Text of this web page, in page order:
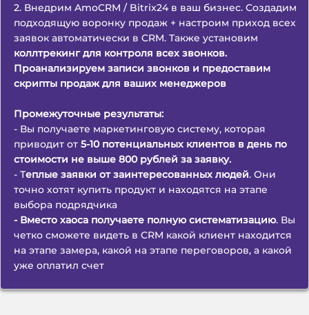
2. Внедрим AmoCRM / Bitrix24 в ваш бизнес. Создадим
подходящую воронку продаж + настроим приход всех
заявок автоматически в CRM. Также установим
коллтрекинг для контроля всех звонков.
Проанализируем записи звонков и предоставим
скрипты продаж для ваших менеджеров
Промежуточные результаты:
- Вы получаете маркетинговую систему, которая
приводит от 5-10 потенциальных клиентов в день по
стоимости не выше 800 рублей за заявку.
- Теплые заявки от заинтересованных людей. Они
точно хотят купить продукт и находятся на этапе
выбора подрядчика
- Вместо хаоса получаете полную систематизацию. Вы
четко сможете видеть в CRM какой клиент находится
на этапе замера, какой на этапе переговоров, а какой
уже оплатил счет